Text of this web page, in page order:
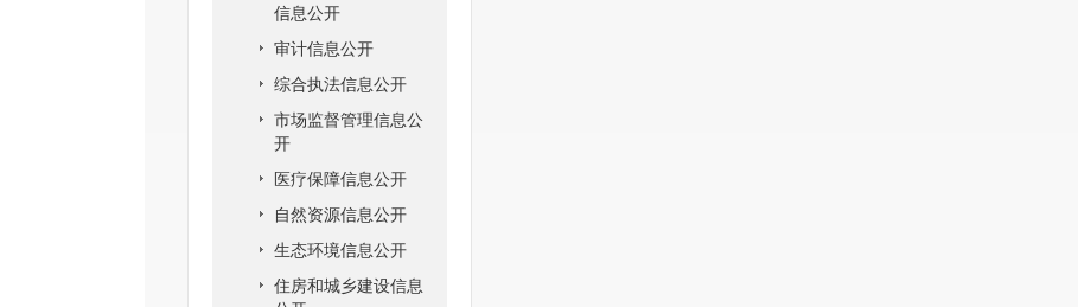
信息公开
审计信息公开
综合执法信息公开
市场监督管理信息公
开
医疗保障信息公开
自然资源信息公开
生态环境信息公开
住房和城乡建设信息